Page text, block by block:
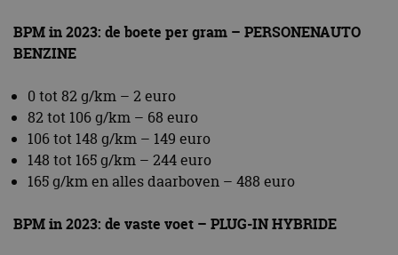
BPM in 2023: de boete per gram – PERSONENAUTO
BENZINE
0 tot 82 g/km – 2 euro
82 tot 106 g/km – 68 euro
106 tot 148 g/km – 149 euro
148 tot 165 g/km – 244 euro
165 g/km en alles daarboven – 488 euro
BPM in 2023: de vaste voet – PLUG-IN HYBRIDE